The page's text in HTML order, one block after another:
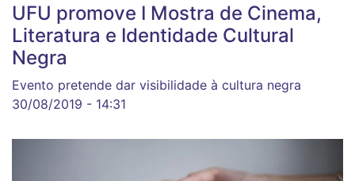
UFU promove I Mostra de Cinema,
Literatura e Identidade Cultural
Negra
Evento pretende dar visibilidade à cultura negra
30/08/2019 - 14:31